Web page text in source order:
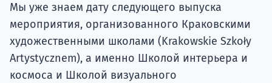
Мы уже знаем дату следующего выпуска
мероприятия, организованного Краковскими
художественными школами (Krakowskie Szkoły
Artystycznem), а именно Школой интерьера и
космоса и Школой визуального